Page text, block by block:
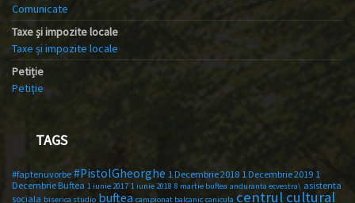
Comunicate
Taxe și impozite locale
Taxe și impozite locale
Petiție
Petiție
TAGS
#faptenuvorbe #PistolGheorghe 1 Decembrie 2018 1 Decembrie 2019 1
Decembrie Buftea 1 iunie 2017 1 iunie 2018 8 martie buftea anduranta ecvestra\ asistenta
sociala biserica studio buftea campionat balcanic canicula centrul cultural